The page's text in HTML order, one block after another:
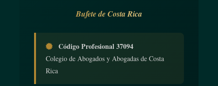
Lo anterior, sin perjuicio de que una vez cumplida esta
pago del subsidio de esta licencia extraordinaria se regirán
por lo dispuesto en los artículos 5 y 6 de esta ley.
Bufete de Costa Rica
Código Profesional 37094
Colegio de Abogados y Abogadas de Costa
Rica